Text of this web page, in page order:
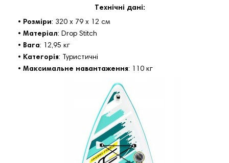
Технічні дані:
• Розміри: 320 х 79 х 12 см
• Матеріал: Drop Stitch
• Вага: 12,95 кг
• Категорія: Туристичні
• Максимальне навантаження: 110 кг